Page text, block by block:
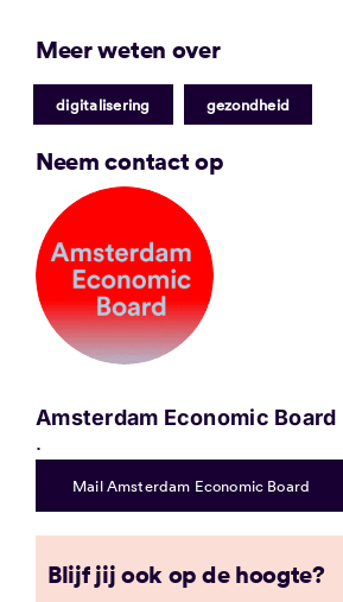
Meer weten over
digitalisering gezondheid
Neem contact op
Amsterdam Economic Board
.
Mail Amsterdam Economic Board
Blijf jij ook op de hoogte?